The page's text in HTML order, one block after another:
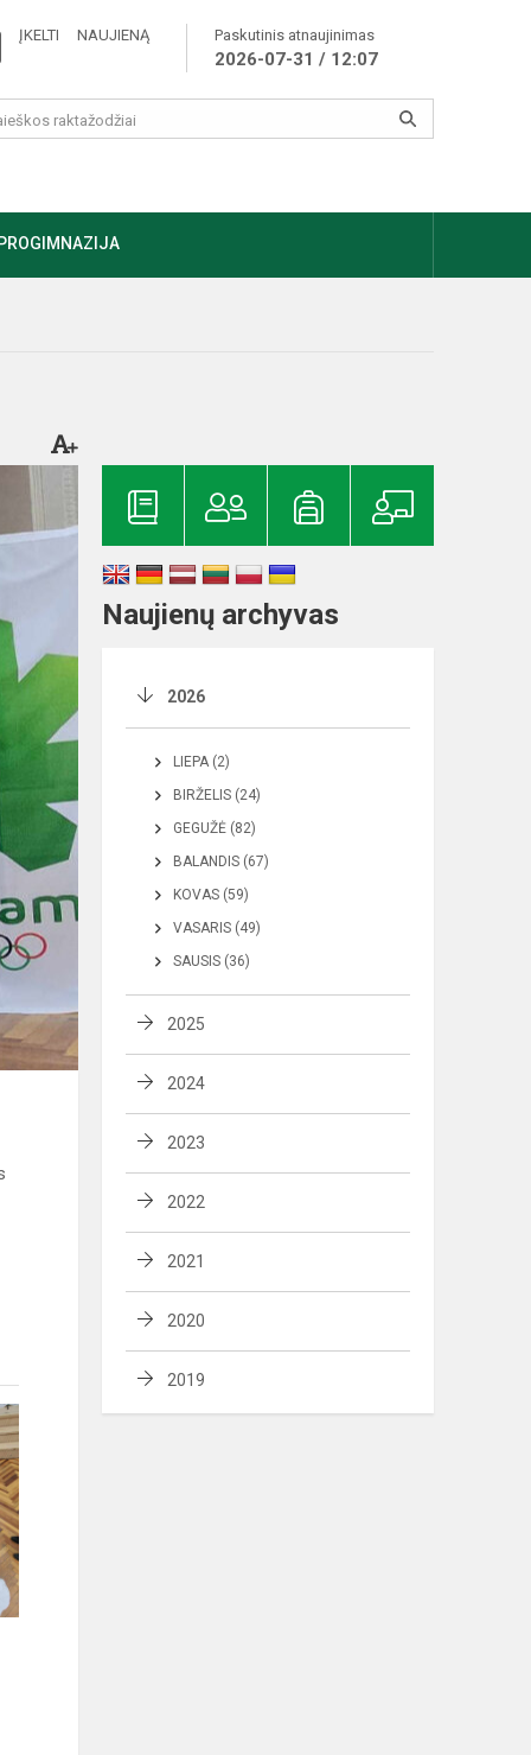
ĮKELTI NAUJIENĄ Paskutinis atnaujinimas
2026-07-31 / 12:07
Naujienų archyvas
2026
LIEPA (2)
BIRŽELIS (24)
GEGUŽĖ (82)
BALANDIS (67)
KOVAS (59)
VASARIS (49)
SAUSIS (36)
2025
2024
2023
2022
2021
2020
2019